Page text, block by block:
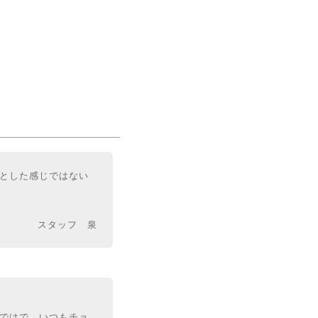
した感じではない
スタッフ 泉